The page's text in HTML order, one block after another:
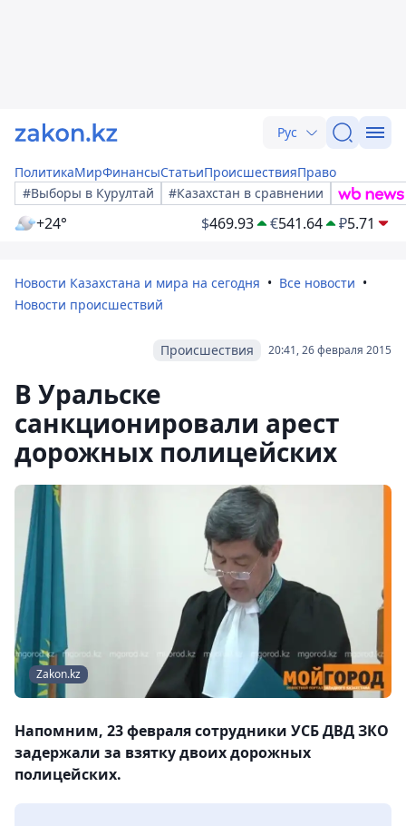
Рус
ПолитикаМирФинансыСтатьиПроисшествияПраво
#Выборы в Курултай
#Казахстан в сравнении
+24° $469.93 €541.64 ₽5.71
Новости Казахстана и мира на сегодня
Все новости
Новости происшествий
20:41, 26 февраля 2015
Происшествия
В Уральске
санкционировали арест
дорожных полицейских
Zakon.kz
Напомним, 23 февраля сотрудники УСБ ДВД ЗКО
задержали за взятку двоих дорожных
полицейских.